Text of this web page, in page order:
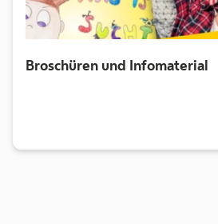
Broschüren und Infomaterial